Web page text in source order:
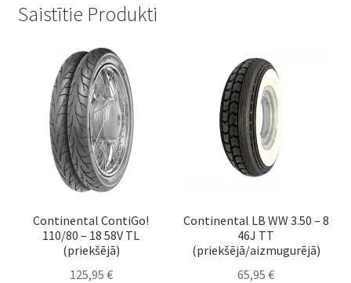
Saistītie Produkti
Continental ContiGo!
110/80 – 18 58V TL
(priekšējā)
125,95 €
Continental LB WW 3.50 – 8
46J TT
(priekšējā/aizmugurējā)
65,95€